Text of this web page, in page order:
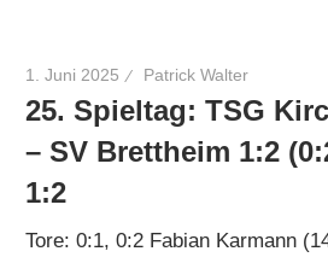
1. Juni 2025 Patrick Walter
25. Spieltag: TSG
– SV Brettheim 1:2
1:2
Tore: 0:1, 0:2 Fabian Karmann